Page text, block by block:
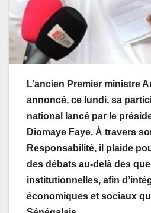
L’ancien Premier ministre
annoncé, ce lundi, sa
national lancé par le
Diomaye Faye. À travers
Responsabilité, il plaide
des débats au-delà des
institutionnelles, afin
économiques et sociaux